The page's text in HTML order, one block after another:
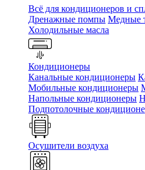
Всё для кондиционеров и
Дренажные помпы Медные
Холодильные масла
Кондиционеры
Канальные кондиционеры
Мобильные кондиционеры
Напольные кондиционеры
Подпотолочные
Осушители воздуха